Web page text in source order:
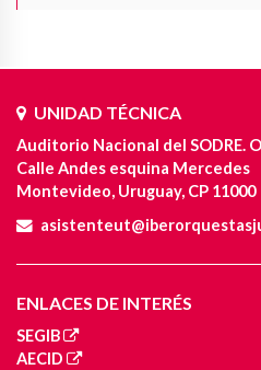
UNIDAD TÉCNICA
Auditorio Nacional del SODRE.
Calle Andes esquina Mercedes
Montevideo, Uruguay, CP 11000
ENLACES DE INTERÉS
SEGIB
AECID